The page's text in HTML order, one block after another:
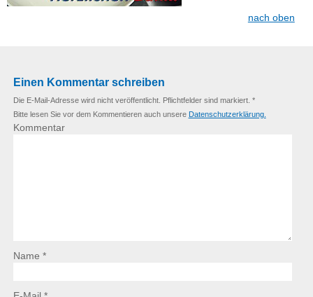
nach oben
Einen Kommentar schreiben
Die E-Mail-Adresse wird nicht veröffentlicht. Pflichtfelder sind markiert. *
Bitte lesen Sie vor dem Kommentieren auch unsere Datenschutzerklärung.
Kommentar
Name *